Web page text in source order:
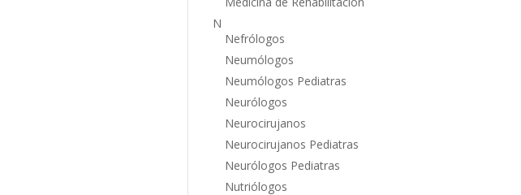
N
Nefrólogos
Neumólogos
Neumólogos Pediatras
Neurólogos
Neurocirujanos
Neurocirujanos Pediatras
Neurólogos Pediatras
Nutriólogos